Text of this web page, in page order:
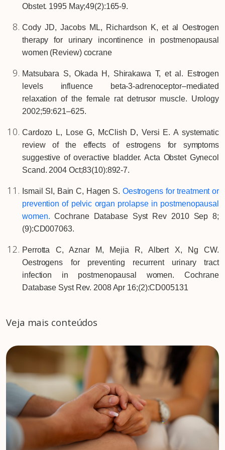
Obstet. 1995 May;49(2):165-9.
Cody JD, Jacobs ML, Richardson K, et al Oestrogen
therapy for urinary incontinence in postmenopausal
women (Review) cocrane
Matsubara S, Okada H, Shirakawa T, et al. Estrogen
levels influence beta-3-adrenoceptor–mediated
relaxation of the female rat detrusor muscle. Urology
2002;59:621–625.
Cardozo L, Lose G, McClish D, Versi E. A systematic
review of the effects of estrogens for symptoms
suggestive of overactive bladder. Acta Obstet Gynecol
Scand. 2004 Oct;83(10):892-7.
Ismail SI, Bain C, Hagen S. Oestrogens for treatment or
prevention of pelvic organ prolapse in postmenopausal
women. Cochrane Database Syst Rev 2010 Sep 8;
(9):CD007063.
Perrotta C, Aznar M, Mejia R, Albert X, Ng CW.
Oestrogens for preventing recurrent urinary tract
infection in postmenopausal women. Cochrane
Database Syst Rev. 2008 Apr 16;(2):CD005131
Veja mais conteúdos